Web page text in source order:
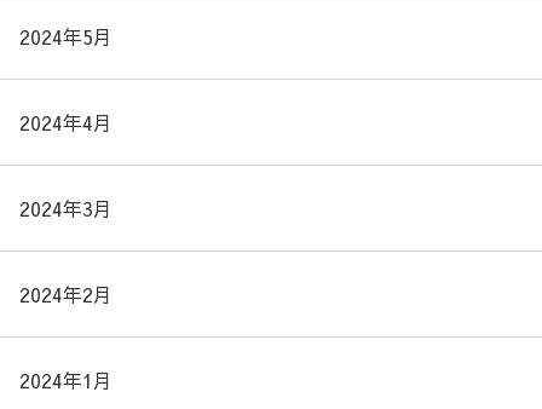
2024年5月
2024年4月
2024年3月
2024年2月
2024年1月